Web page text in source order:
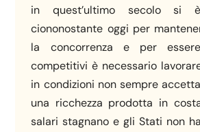
in quest’ultimo secolo si
ciononostante oggi per
la concorrenza e per
competitivi è necessario
in condizioni non sempre
una ricchezza prodotta in
salari stagnano e gli Stati non